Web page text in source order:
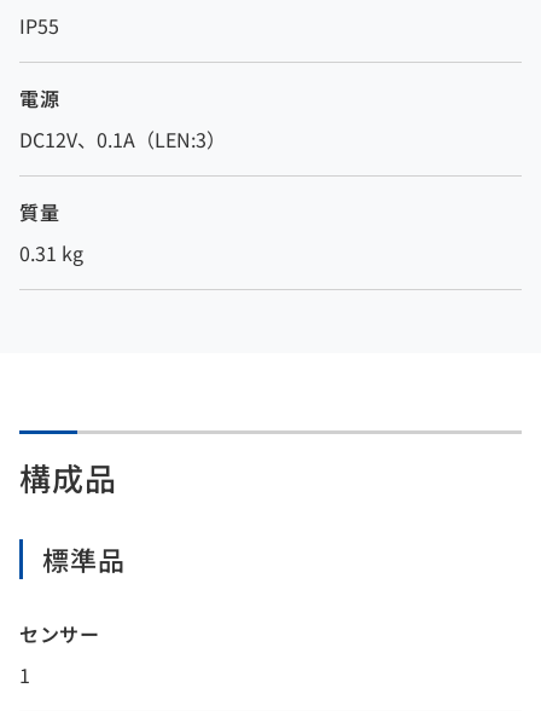
IP55
電源
DC12V、0.1A（LEN:3）
質量
0.31 kg
構成品
標準品
センサー
1